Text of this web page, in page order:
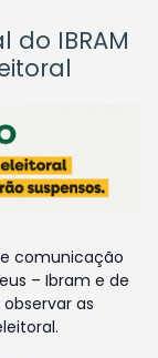
IBRAM
comunicação
– Ibram e de
as